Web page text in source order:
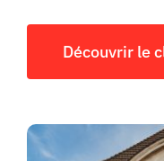
Découvrir le